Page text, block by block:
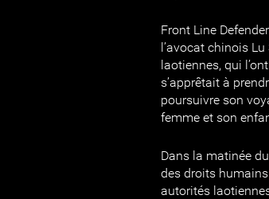
Front Line
l’avocat chinois
laotiennes, qui
s’apprêtait à
poursuivre son
femme et son
Dans la matinée
des droits
autorités